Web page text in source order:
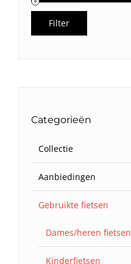
Max.
Filter
Categorieën
Collectie
Aanbiedingen
Gebruikte fietsen
Dames/heren fietsen
Kinderfietsen